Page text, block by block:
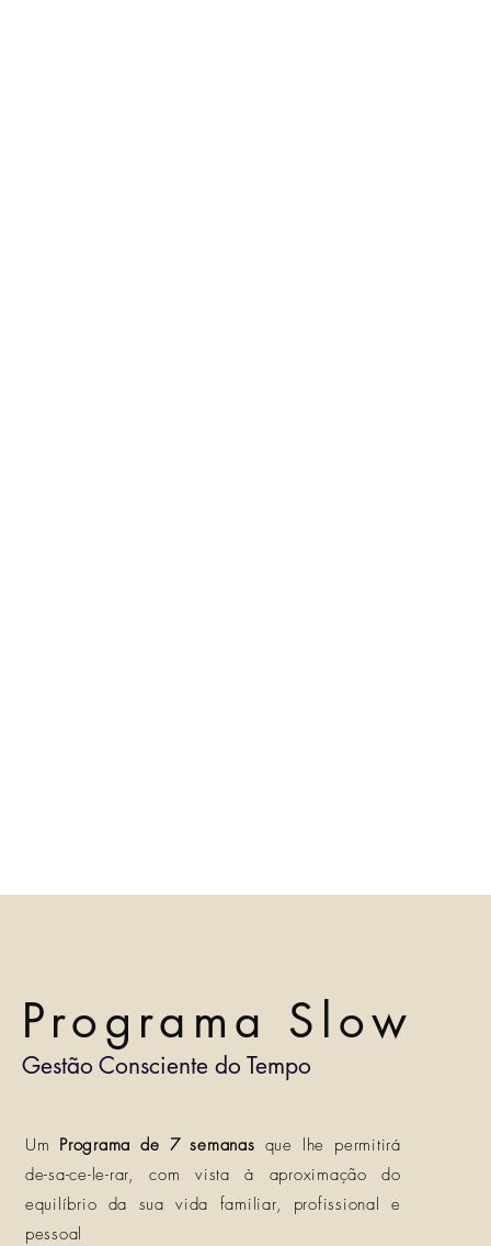
Programa Slow
Gestão Consciente do Tempo
Um Programa de 7 semanas que lhe permitirá
de-sa-ce-le-rar, com vista à aproximação do
equilíbrio da sua vida familiar, profissional e
pessoal